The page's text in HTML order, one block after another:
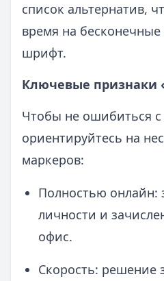
список альтернатив,
время на
шрифт.
Ключевые признаки
Чтобы не ошибиться
ориентируйтесь на
маркеров:
Полностью онлайн:
личности и
офис.
Скорость: решение